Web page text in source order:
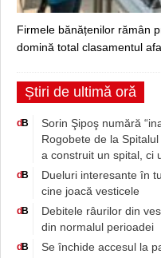
Firmele bănățenilor rămân
domină total clasamentul
Știri de ultimă oră
d B
Sorin Şipoş numără
Rogobete de la
a construit un spital, ci
d B
Dueluri interesante în
cine joacă vesticele
d B
Debitele râurilor din
din normalul perioadei
d B
Se închide accesul la